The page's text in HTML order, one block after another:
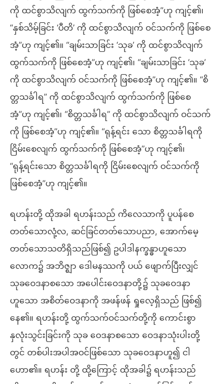
ကို ထင်စွာသိလျက် ထွက်သက်ကို ဖြစ်စေအံ့”ဟု ကျင့်၏၊
“နှစ်သိမ့်ခြင်း ‘ပီတိ’ ကို ထင်စွာသိလျက် ဝင်သက်ကို ဖြစ်စေ
အံ့”ဟု ကျင့်၏။ “ချမ်းသာခြင်း ‘သုခ’ ကို ထင်စွာသိလျက်
ထွက်သက်ကို ဖြစ်စေအံ့”ဟု ကျင့်၏၊ “ချမ်းသာခြင်း ‘သုခ’
ကို ထင်စွာသိလျက် ဝင်သက်ကို ဖြစ်စေအံ့”ဟု ကျင့်၏။ “စိ
တ္တသင်္ခါရ” ကို ထင်စွာသိလျက် ထွက်သက်ကို ဖြစ်စေ
အံ့”ဟု ကျင့်၏၊ “စိတ္တသင်္ခါရ” ကို ထင်စွာသိလျက် ဝင်သက်
ကို ဖြစ်စေအံ့”ဟု ကျင့်၏။ “ရုန့်ရင်း သော စိတ္တသင်္ခါရကို
ငြိမ်းစေလျက် ထွက်သက်ကို ဖြစ်စေအံ့”ဟု ကျင့်၏၊
“ရုန့်ရင်းသော စိတ္တသင်္ခါရကို ငြိမ်းစေလျက် ဝင်သက်ကို
ဖြစ်စေအံ့”ဟု ကျင့်၏။
ရဟန်းတို့ ထိုအခါ ရဟန်းသည် ကိလေသာကို ပူပန်စေ
တတ်သောလုံ့လ, ဆင်ခြင်တတ်သောပညာ, အောက်မေ့
တတ်သောသတိရှိသည်ဖြစ်၍ ဥပါဒါနက္ခန္ဓာဟူသော
လောက၌ အဘိဇ္ဈာ ဒေါမနဿကို ပယ် ဖျောက်ပြီးလျှင်
သုခဝေဒနာစသော အပေါင်းဝေဒနာတို့၌ သုခဝေဒနာ
ဟူသော အစိတ်ဝေဒနာကို အဖန်ဖန် ရှုလေ့ရှိသည် ဖြစ်၍
နေ၏။ ရဟန်းတို့ ထွက်သက်ဝင်သက်တို့ကို ကောင်းစွာ
နှလုံးသွင်းခြင်းကို သုခ ဝေဒနာစသော ဝေဒနာသုံးပါးတို့
တွင် တစ်ပါးအပါအဝင်ဖြစ်သော သုခဝေဒနာဟူ၍ ငါ
ဟော၏။ ရဟန်း တို့ ထို့ကြောင့် ထိုအခါ၌ ရဟန်းသည်